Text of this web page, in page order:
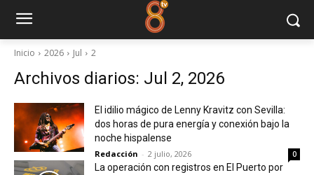
Inicio 2026 Jul 2
Archivos diarios: Jul 2, 2026
El idilio mágico de Lenny Kravitz con Sevilla:
dos horas de pura energía y conexión bajo la
noche hispalense
Redacción - 2 julio, 2026 0
La operación con registros en El Puerto por